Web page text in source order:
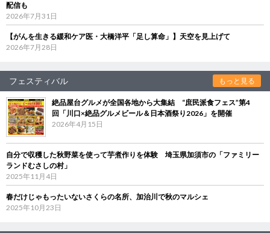
配信も
2026年7月31日
【がんを生きる緩和ケア医・大橋洋平「足し算命」】天空を見上げて
2026年7月28日
フェスティバル もっと見る
絶品屋台グルメが全国各地から大集結 “庶民派食フェス”第4
回「川口×絶品グルメビール＆日本酒祭り2026」を開催
2026年4月15日
自分で収穫した秋野菜を使って芋煮作りを体験 埼玉県加須市の「ファミリー
ランドむさしの村」
2025年11月4日
春だけじゃもったいないさくらの名所、加治川で秋のマルシェ
2025年10月23日